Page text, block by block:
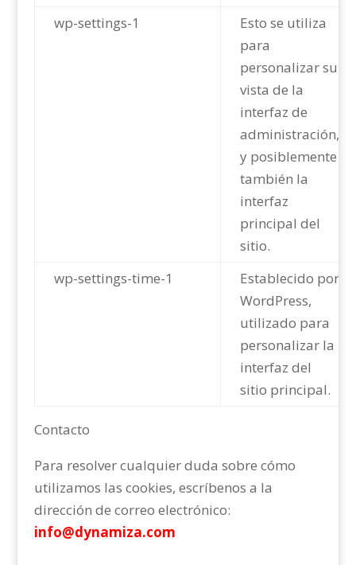
wp-settings-1
Esto se utiliza
para
personalizar su
vista de la
interfaz de
administración,
y posiblemente
también la
interfaz
principal del
sitio.
wp-settings-time-1
Establecido por
WordPress,
utilizado para
personalizar la
interfaz del
sitio principal.
Contacto
Para resolver cualquier duda sobre cómo
utilizamos las cookies, escríbenos a la
dirección de correo electrónico:
info@dynamiza.com